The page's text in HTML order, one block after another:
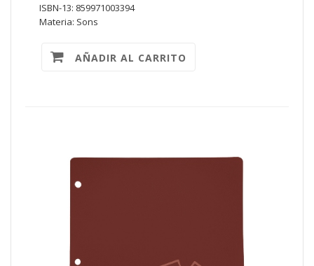
ISBN-13: 859971003394
Materia: Sons
AÑADIR AL CARRITO